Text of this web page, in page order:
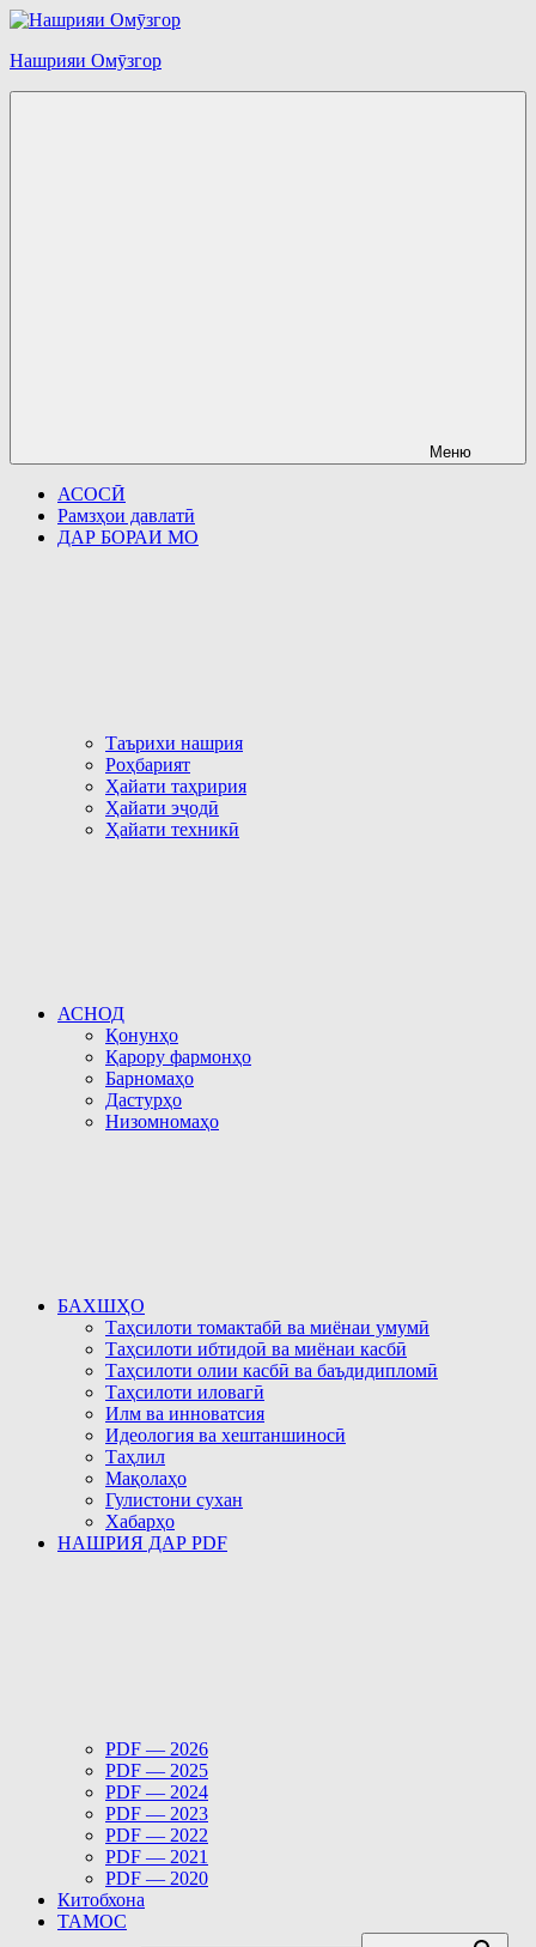
Перейти
содержимому
Нашрияи Омӯзгор
Меню
АСОСӢ
Рамзҳои давлатӣ
ДАР БОРАИ МО
Таърихи нашрия
Роҳбарият
Ҳайати таҳририя
Ҳайати эҷодӣ
Ҳайати техникӣ
АСНОД
Қонунҳо
Қарору фармонҳо
Барномаҳо
Дастурҳо
Низомномаҳо
БАХШҲО
Таҳсилоти томактабӣ ва миёнаи умумӣ
Таҳсилоти ибтидоӣ ва миёнаи касбӣ
Таҳсилоти олии касбӣ ва баъдидипломӣ
Таҳсилоти иловагӣ
Илм ва инноватсия
Идеология ва хештаншиносӣ
Таҳлил
Мақолаҳо
Гулистони сухан
Хабарҳо
НАШРИЯ ДАР PDF
PDF — 2026
PDF — 2025
PDF — 2024
PDF — 2023
PDF — 2022
PDF — 2021
PDF — 2020
Китобхона
ТАМОС